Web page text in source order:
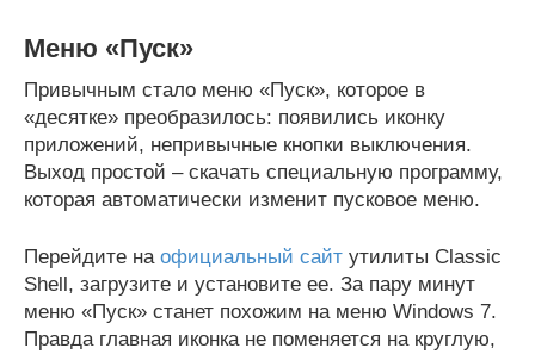
Меню «Пуск»
Привычным стало меню «Пуск», которое в
«десятке» преобразилось: появились иконку
приложений, непривычные кнопки выключения.
Выход простой – скачать специальную программу,
которая автоматически изменит пусковое меню.
Перейдите на официальный сайт утилиты Classic
Shell, загрузите и установите ее. За пару минут
меню «Пуск» станет похожим на меню Windows 7.
Правда главная иконка не поменяется на круглую,